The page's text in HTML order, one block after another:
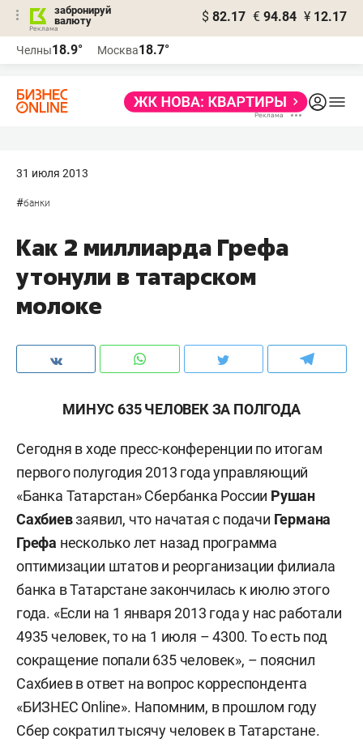
забронируй
валюту
$ 82.17 € 94.84 ¥ 12.17
Челны18.9° Москва18.7°
31 июля 2013
#банки
Как 2 миллиарда Грефа
утонули в татарском
молоке
МИНУС 635 ЧЕЛОВЕК ЗА ПОЛГОДА
Сегодня в ходе пресс-конференции по итогам
первого полугодия 2013 года управляющий
«Банка Татарстан» Сбербанка России Рушан
Сахбиевзаявил, что начатая с подачи Германа
Грефа несколько лет назад программа
оптимизации штатов и реорганизации филиала
банка в Татарстане закончилась к июлю этого
года. «Если на 1 января 2013 года у нас работали
4935 человек, то на 1 июля – 4300. То есть под
сокращение попали 635 человек», – пояснил
Сахбиев в ответ на вопрос корреспондента
«БИЗНЕС Online». Напомним, в прошлом году
Сбер сократил тысячу человек в Татарстане.